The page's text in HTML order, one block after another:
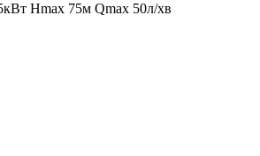
Hmax 75м Qmax 50л/хв